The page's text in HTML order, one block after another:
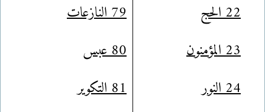
22 الحج
23 المؤمنون
24 النور
79 النازعات
80 عبس
81 التكوير